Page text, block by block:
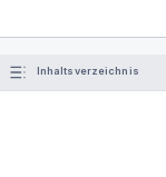
Inhaltsverzeichnis